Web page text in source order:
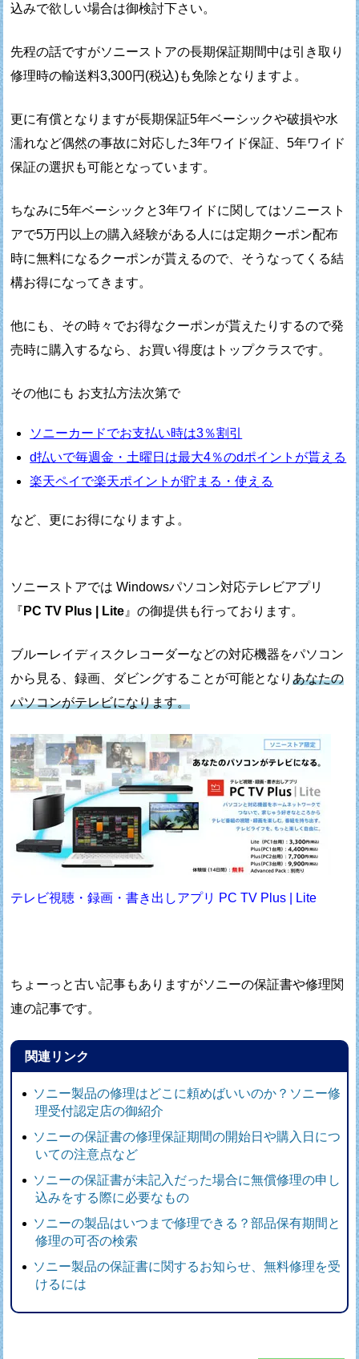
込みで欲しい場合は御検討下さい。
先程の話ですがソニーストアの長期保証期間中は引き取り
修理時の輸送料3,300円(税込)も免除となりますよ。
更に有償となりますが長期保証5年ベーシックや破損や水
濡れなど偶然の事故に対応した3年ワイド保証、5年ワイド
保証の選択も可能となっています。
ちなみに5年ベーシックと3年ワイドに関してはソニースト
アで5万円以上の購入経験がある人には定期クーポン配布
時に無料になるクーポンが貰えるので、 そうなってくる結
構お得になってきます。
他にも、その時々でお得なクーポンが貰えたりするので発
売時に購入するなら、お買い得度はトップクラスです。
その他にも お支払方法次第で
ソニーカードでお支払い時は3％割引
d払いで毎週金・土曜日は最大4％のdポイントが貰える
楽天ペイで楽天ポイントが貯まる・使える
など、更にお得になりますよ。
ソニーストアでは Windowsパソコン対応テレビアプリ
『 PC TV Plus | Lite 』の御提供も行っております。
ブルーレイディスクレコーダーなどの対応機器をパソコン
から見る、録画、ダビングすることが可能となりあなたの
パソコンがテレビになります。
テレビ視聴・録画・書き出しアプリ PC TV Plus | Lite
ちょーっと古い記事もありますがソニーの保証書や修理関
連の記事です。
関連リンク
ソニー製品の修理はどこに頼めばいいのか？ソニー修
理受付認定店の御紹介
ソニーの保証書の修理保証期間の開始日や購入日につ
いての注意点など
ソニーの保証書が未記入だった場合に無償修理の申し
込みをする際に必要なもの
ソニーの製品はいつまで修理できる？部品保有期間と
修理の可否の検索
ソニー製品の保証書に関するお知らせ、無料修理を受
けるには